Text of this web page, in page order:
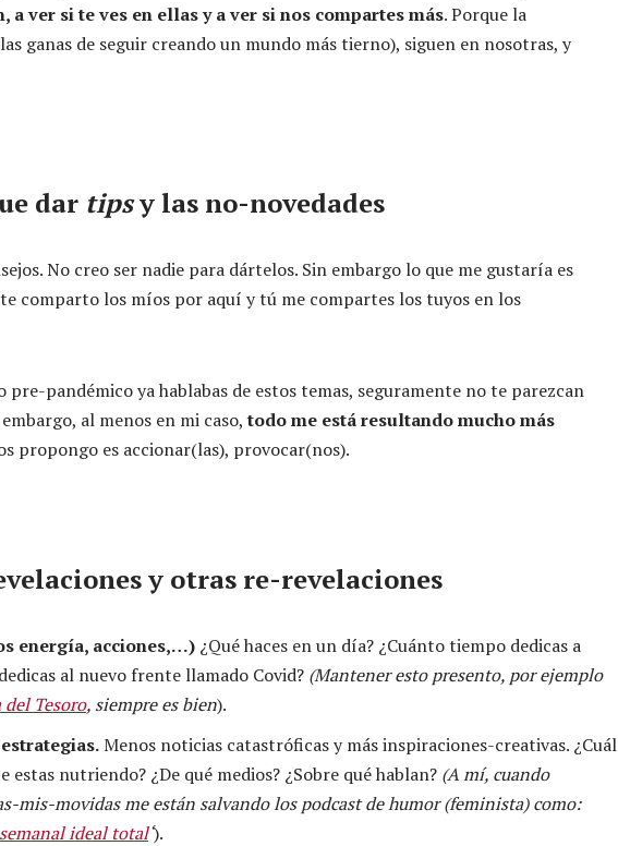
a ver si te ves en ellas y a ver si nos compartes más. Porque la
ganas de seguir creando un mundo más tierno), siguen en nosotras, y
dar tipsy las no-novedades
No creo ser nadie para dártelos. Sin embargo lo que me gustaría es
te comparto los míos por aquí y tú me compartes los tuyos en los
pre-pandémico ya hablabas de estos temas, seguramente no te parezcan
al menos en mi caso,todo me está resultando mucho más
propongo es accionar(las), provocar(nos).
y otras re-revelaciones
energía, acciones,…) ¿Qué haces en un día? ¿Cuánto tiempo dedicas a
al nuevo frente llamado Covid? (Mantener esto presento, por ejemplo
del Tesoro, siempre es bien).
Menos noticias catastróficas y más inspiraciones-creativas. ¿Cuál
estas nutriendo? ¿De qué medios? ¿Sobre qué hablan? (A mí, cuando
mis-movidas me están salvando los podcast de humor (feminista) como:
ideal total‘).